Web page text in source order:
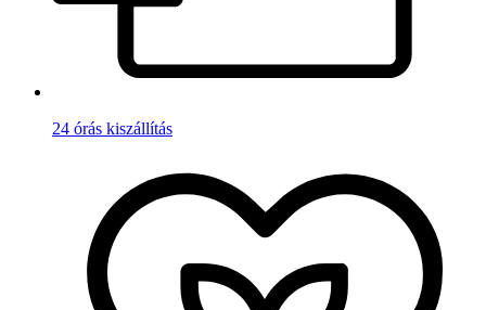
24 órás kiszállítás